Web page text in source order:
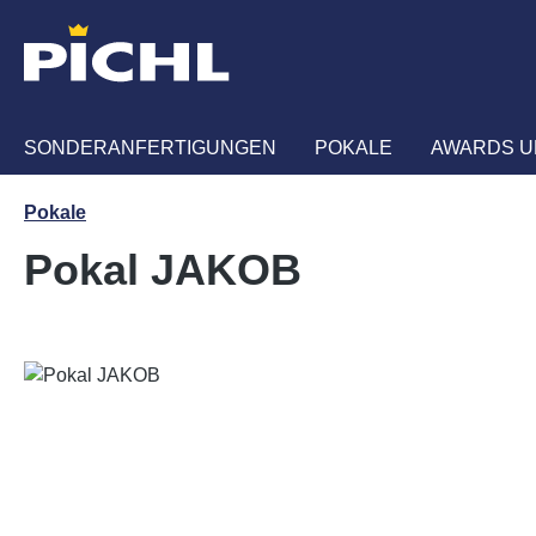
Hauptinhalt springen
Zur Suche springen
Zur Hauptnavigation springen
SONDERANFERTIGUNGEN POKALE AWARDS
Pokale
Pokal JAKOB
Bildergalerie überspringen